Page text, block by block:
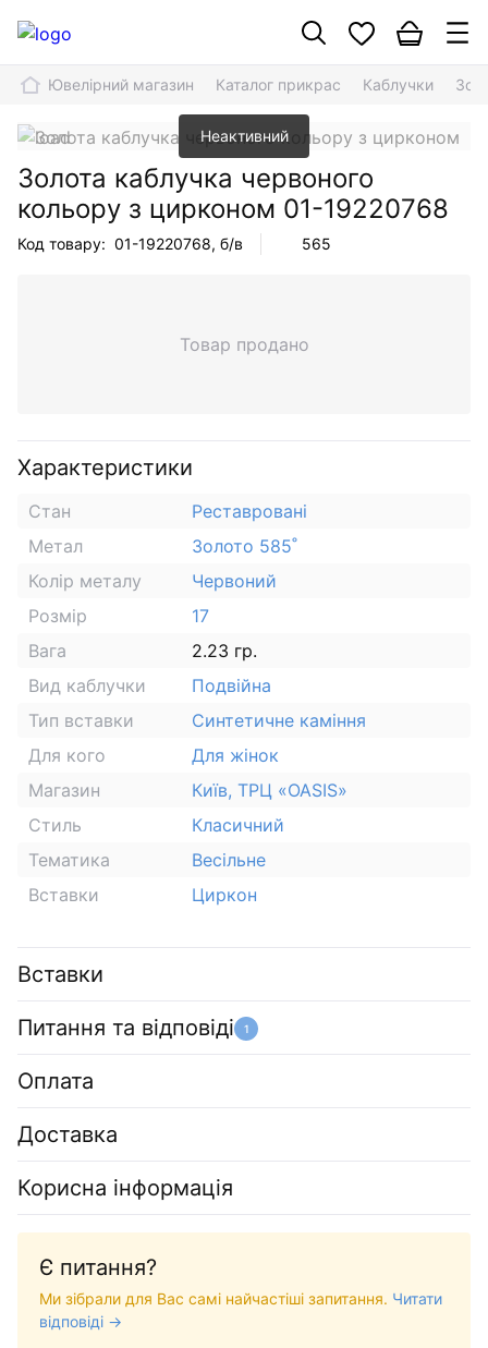
Ювелірний магазин Каталог прикрас Каблучки
Неактивний
Золота каблучка червоного
кольору з цирконом 01-19220768
Код товару: 01-19220768, б/в 565
Товар продано
Характеристики
Стан
Реставровані
Метал
Золото 585˚
Колір металу
Червоний
Розмір
17
Вага
2.23 гр.
Вид каблучки
Подвійна
Тип вставки
Синтетичне каміння
Для кого
Для жінок
Магазин
Київ, ТРЦ «OASIS»
Стиль
Класичний
Тематика
Весільне
Вставки
Циркон
Вставки
Питання та відповіді 1
Оплата
Доставка
Корисна інформація
Є питання?
Ми зібрали для Вас самі найчастіші запитання. Читати
відповіді →